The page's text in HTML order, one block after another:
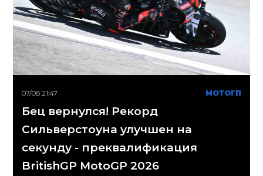
07/08 21:47 МОТОГП
Бец вернулся! Рекорд
Сильверстоуна улучшен на
секунду - преквалификация
BritishGP MotoGP 2026